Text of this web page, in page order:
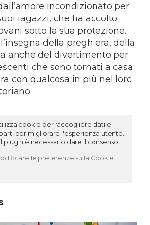
incondizionato per
ragazzi, che ha accolto
sotto la sua protezione.
della preghiera, della
anche del divertimento per
che sono tornati a casa
con qualcosa in più nel loro
cookie per raccogliere dati e
per migliorare l'esperienza utente.
plugin è necessario dare il consenso.
le preferenze sulla Cookie